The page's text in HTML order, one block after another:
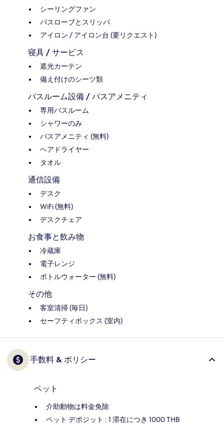
シーリングファン
バスローブとスリッパ
アイロン / アイロン台 (要リクエスト)
寝具 / サービス
遮光カーテン
備え付けのシーツ類
バスルーム設備 / バスアメニティ
専用バスルーム
シャワーのみ
バスアメニティ (無料)
ヘアドライヤー
タオル
通信設備
デスク
WiFi (無料)
デスクチェア
お食事と飲み物
冷蔵庫
電子レンジ
ボトルウォーター (無料)
その他
客室清掃 (毎日)
セーフティボックス (室内)
手数料 & ポリシー
ペット
介助動物は料金免除
ペット デポジット : 1 滞在につき 1000 THB